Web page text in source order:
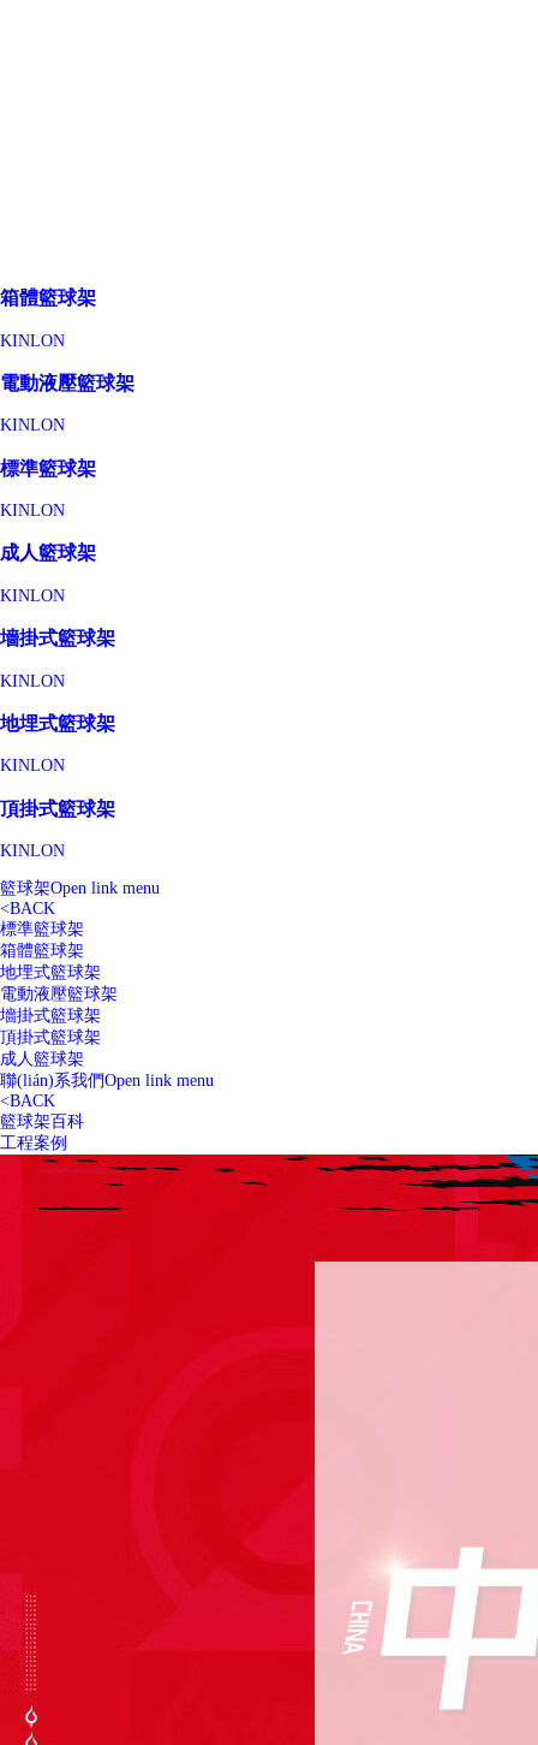
箱體籃球架
KINLON
電動液壓籃球架
KINLON
標準籃球架
KINLON
成人籃球架
KINLON
墻掛式籃球架
KINLON
地埋式籃球架
KINLON
頂掛式籃球架
KINLON
籃球架Open link menu
<BACK
標準籃球架
箱體籃球架
地埋式籃球架
電動液壓籃球架
墻掛式籃球架
頂掛式籃球架
成人籃球架
聯(lián)系我們Open link menu
<BACK
籃球架百科
工程案例